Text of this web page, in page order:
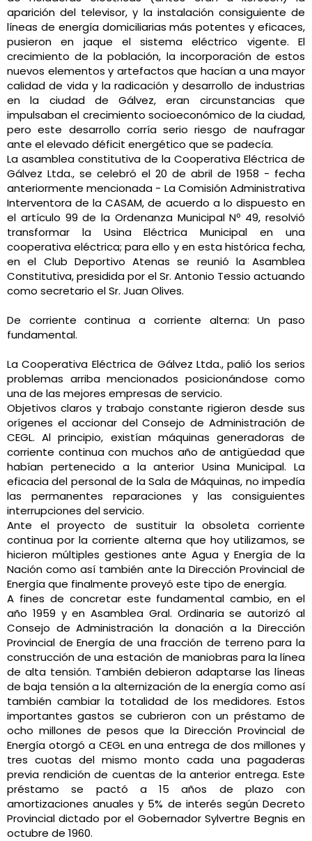
aparición del televisor, y la instalación consiguiente de
líneas de energía domiciliarias más potentes y eficaces,
pusieron en jaque el sistema eléctrico vigente. El
crecimiento de la población, la incorporación de estos
nuevos elementos y artefactos que hacían a una mayor
calidad de vida y la radicación y desarrollo de industrias
en la ciudad de Gálvez, eran circunstancias que
impulsaban el crecimiento socioeconómico de la ciudad,
pero este desarrollo corría serio riesgo de naufragar
ante el elevado déficit energético que se padecía.
La asamblea constitutiva de la Cooperativa Eléctrica de
Gálvez Ltda., se celebró el 20 de abril de 1958 - fecha
anteriormente mencionada - La Comisión Administrativa
Interventora de la CASAM, de acuerdo a lo dispuesto en
el artículo 99 de la Ordenanza Municipal Nº 49, resolvió
transformar la Usina Eléctrica Municipal en una
cooperativa eléctrica; para ello y en esta histórica fecha,
en el Club Deportivo Atenas se reunió la Asamblea
Constitutiva, presidida por el Sr. Antonio Tessio actuando
como secretario el Sr. Juan Olives.
De corriente continua a corriente alterna: Un paso
fundamental.
La Cooperativa Eléctrica de Gálvez Ltda., palió los serios
problemas arriba mencionados posicionándose como
una de las mejores empresas de servicio.
Objetivos claros y trabajo constante rigieron desde sus
orígenes el accionar del Consejo de Administración de
CEGL. Al principio, existían máquinas generadoras de
corriente continua con muchos año de antigüedad que
habían pertenecido a la anterior Usina Municipal. La
eficacia del personal de la Sala de Máquinas, no impedía
las permanentes reparaciones y las consiguientes
interrupciones del servicio.
Ante el proyecto de sustituir la obsoleta corriente
continua por la corriente alterna que hoy utilizamos, se
hicieron múltiples gestiones ante Agua y Energía de la
Nación como así también ante la Dirección Provincial de
Energía que finalmente proveyó este tipo de energía.
A fines de concretar este fundamental cambio, en el
año 1959 y en Asamblea Gral. Ordinaria se autorizó al
Consejo de Administración la donación a la Dirección
Provincial de Energía de una fracción de terreno para la
construcción de una estación de maniobras para la línea
de alta tensión. También debieron adaptarse las líneas
de baja tensión a la alternización de la energía como así
también cambiar la totalidad de los medidores. Estos
importantes gastos se cubrieron con un préstamo de
ocho millones de pesos que la Dirección Provincial de
Energía otorgó a CEGL en una entrega de dos millones y
tres cuotas del mismo monto cada una pagaderas
previa rendición de cuentas de la anterior entrega. Este
préstamo se pactó a 15 años de plazo con
amortizaciones anuales y 5% de interés según Decreto
Provincial dictado por el Gobernador Sylvertre Begnis en
octubre de 1960.